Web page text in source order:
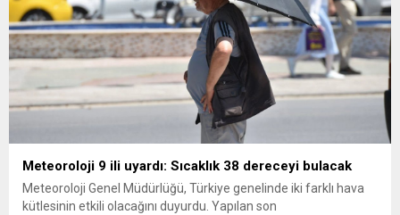
Meteoroloji 9 ili uyardı: Sıcaklık 38 dereceyi bulacak
Meteoroloji Genel Müdürlüğü, Türkiye genelinde iki farklı hava
kütlesinin etkili olacağını duyurdu. Yapılan son